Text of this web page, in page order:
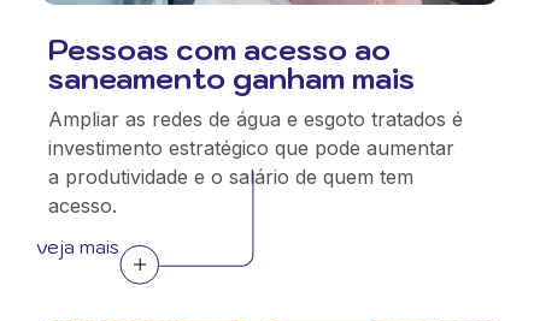
Pessoas com acesso ao
saneamento ganham mais
Ampliar as redes de água e esgoto tratados é
investimento estratégico que pode aumentar
a produtividade e o salário de quem tem
acesso.
veja mais